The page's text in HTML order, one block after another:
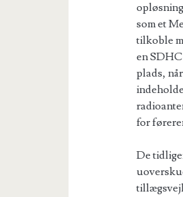
som et
tilkoble
en
plads,
for
De